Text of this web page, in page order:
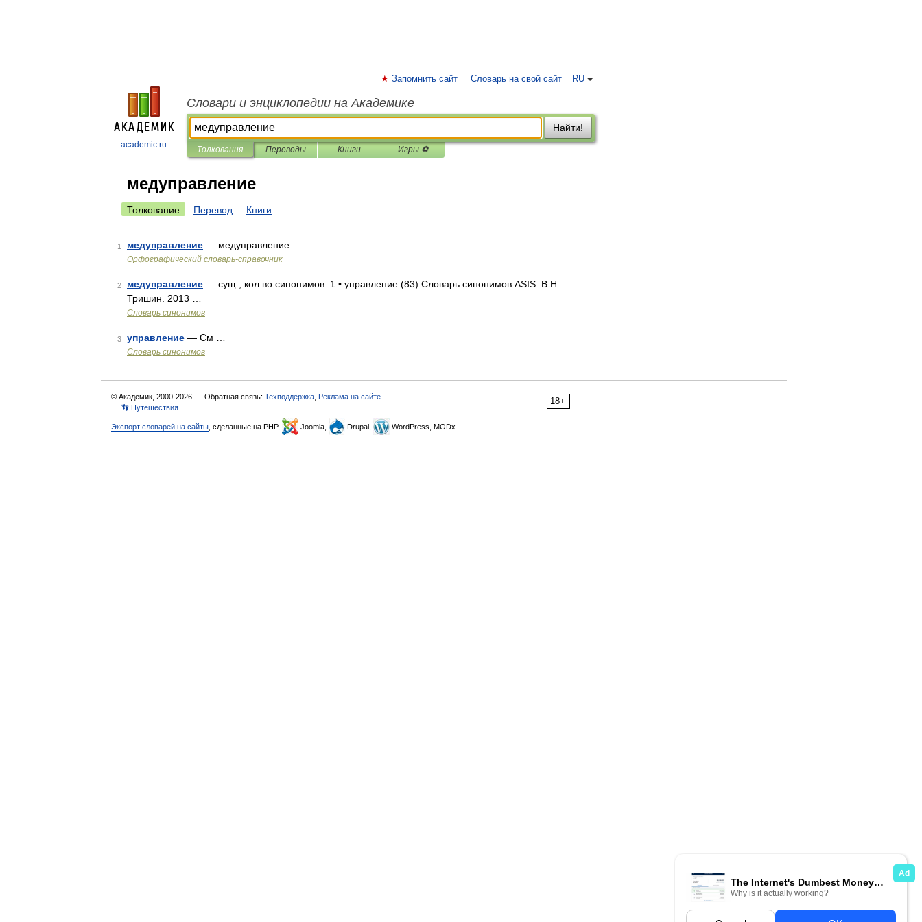
academic.ru
RU
Запомнить сайт Словарь на свой сайт
Словари и энциклопедии на Академике
Найти!
Толкования Переводы Книги Игры ⚽
медуправление
Толкование Перевод Книги
1 медуправление — медуправление …
Орфографический словарь-справочник
2 медуправление — сущ., кол во синонимов: 1 • управление (83) Словарь синонимов ASIS. В.Н.
Тришин. 2013 …
Словарь синонимов
3 управление — См …
Словарь синонимов
18+
© Академик, 2000-2026 Обратная связь: Техподдержка Реклама на сайте
👣 Путешествия
Экспорт словарей на сайты , сделанные на PHP, Joomla, Drupal, WordPress, MODx.